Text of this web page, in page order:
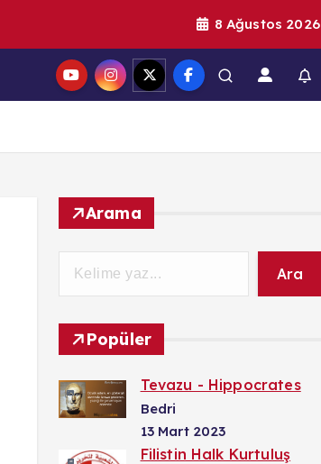
8 Ağustos 2026
Arama
Ara
Popüler
Tevazu - Hippocrates
Bedri
13 Mart 2023
Filistin Halk Kurtuluş